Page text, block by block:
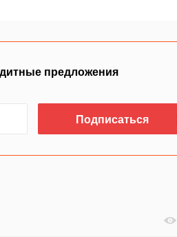
предложения